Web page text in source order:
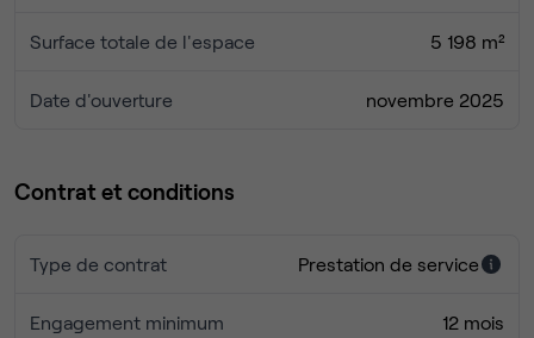
Surface totale de l'espace 5 198 m²
Date d'ouverture novembre 2025
Contrat et conditions
Type de contrat Prestation de service
Engagement minimum 12 mois